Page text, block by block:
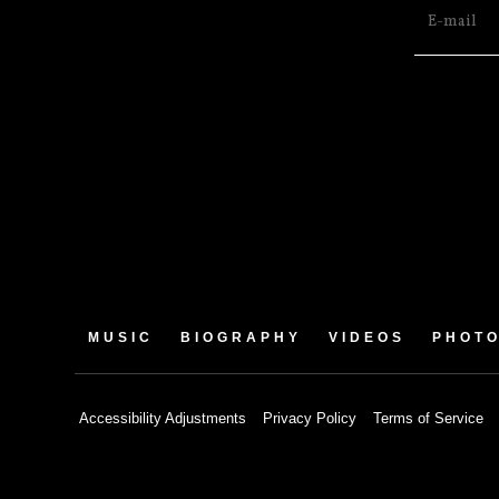
MUSIC BIOGRAPHY VIDEOS
Accessibility Adjustments Privacy Policy Terms of Service